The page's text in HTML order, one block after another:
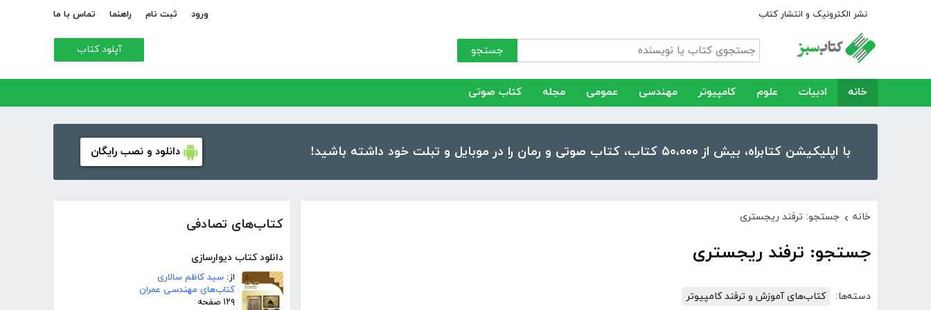
نشر الکترونیک و انتشار کتاب ورود ثبت نام راهنما تماس با ما
جستجو آپلود کتاب
خانه ادبیات علوم کامپیوتر مهندسی عمومی مجله کتاب صوتی
با اپلیکیشن کتابراه، بیش از ۵۰،۰۰۰ کتاب، کتاب صوتی و رمان را در موبایل و تبلت خود داشته باشید! دانلود و نصب رایگان
کتاب‌های تصادفی
دانلود کتاب دیوارسازی
از: سید کاظم سالاری
کتاب‌های مهندسی عمران
۱۲۹ صفحه
خانه › جستجو: ترفند ریجستری
جستجو: ترفند ریجستری
دسته‌ها: کتاب‌های آموزش و ترفند کامپیوتر